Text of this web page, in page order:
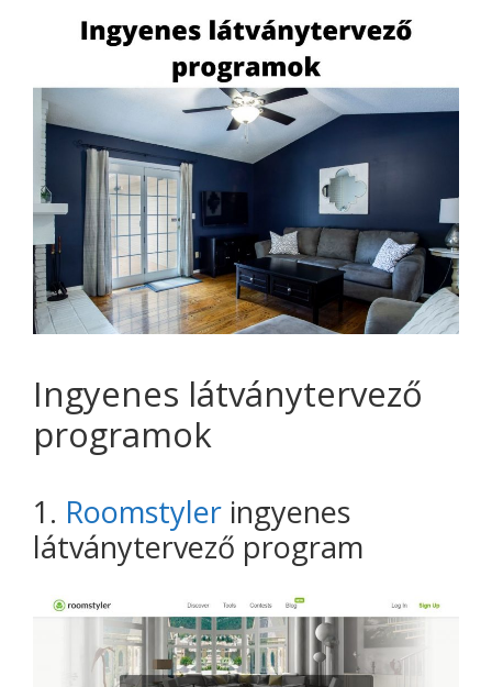
Ingyenes látványtervező
programok
1. Roomstyler ingyenes
látványtervező program